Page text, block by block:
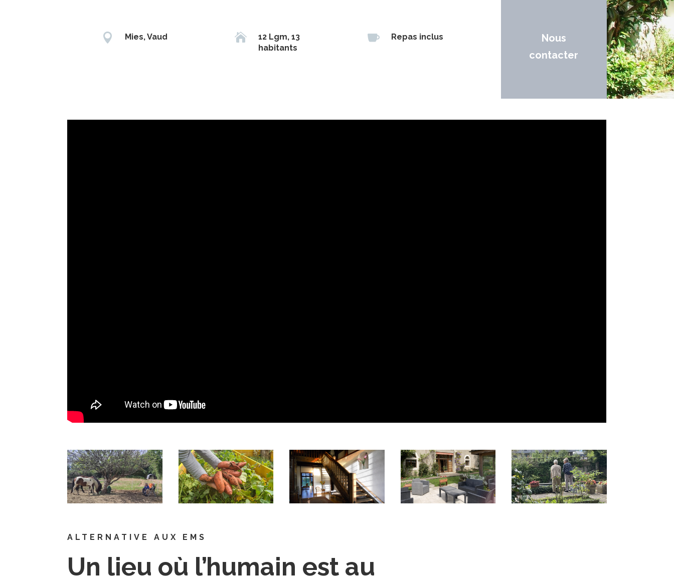
 Mies, Vaud 
12 Lgm, 13
habitants
 Repas inclus
Nous
contacter
ALTERNATIVE AUX EMS
Un lieu où l’humain est au